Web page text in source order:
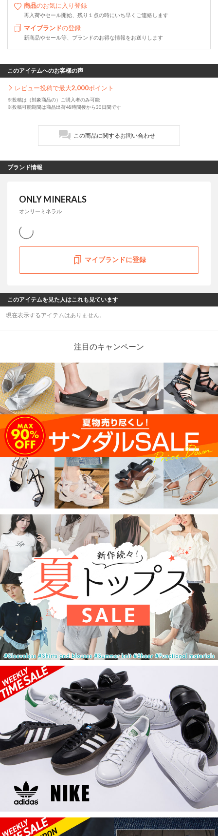
商品のお気に入り登録
再入荷やセール開始、残り１点の時にいち早くご連絡します
マイブランドの登録
新商品やセール等、ブランドのお得な情報をお送りします
このアイテムへのお客様の声
レビュー投稿で最大2,000ポイント
※投稿は（対象商品の）ご購入者のみ可能
※投稿可能期間は商品出荷48時間後から30日間です
この商品に関するお問い合わせ
ブランド情報
ONLY MINERALS
オンリーミネラル
マイブランドに登録
このアイテムを見た人はこれも見ています
現在表示するアイテムはありません。
注目のキャンペーン